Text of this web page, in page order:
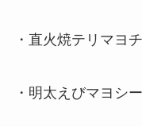
・ 直火焼テリマヨ
・ 明太えびマヨシ